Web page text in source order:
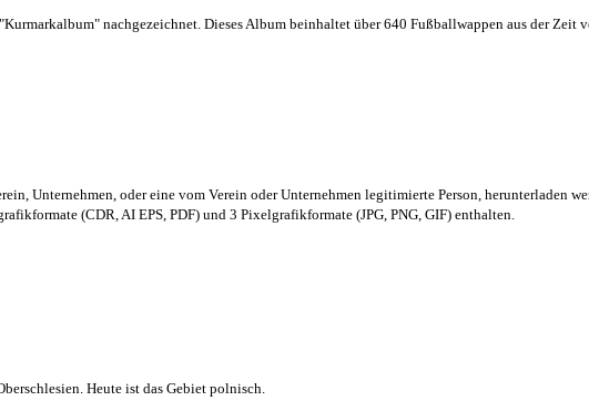
nachgezeichnet. Dieses Album beinhaltet über 640 Fußballwappen aus der Zeit
Unternehmen, oder eine vom Verein oder Unternehmen legitimierte Person, herunterladen
(CDR, AI EPS, PDF) und 3 Pixelgrafikformate (JPG, PNG, GIF) enthalten.
Heute ist das Gebiet polnisch.